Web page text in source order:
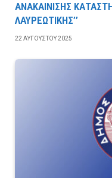
ΑΝΑΚΑΙΝΙΣΗΣ
ΛΑΥΡΕΩΤΙΚΗΣ’’
22 ΑΥΓΟΎΣΤΟΥ 2025